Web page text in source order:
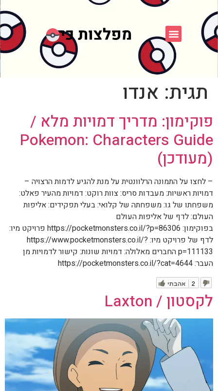
תגית: אנדו
פוקימון: מדריך דמויות מלא /
Pokemon: Characters Guide
(מעודכן)
– לחצו על התמונה הרלוונטית על מנת להגיע לדמות הרצויה –
דמויות ראשיות: מעבדות סריס: צוות רוקט: דמויות מהעיר פאלט:
משפחתו של גו: משפחתה של קלואי: בעלי תפקידים: אליפות
העולם: לדף של אליפות העולם
בפוקימון: https://pocketmonsters.co.il/?p=86306 פרויקט מיו:
לדף של פרויקט מיו: https://www.pocketmonsters.co.il/?
p=111133 החברים מאלולה: דמויות שונות: קישור לדמויות מן
העבר: https://pocketmonsters.co.il/?cat=4644
אהבתי 2
לקסטון / Laxton